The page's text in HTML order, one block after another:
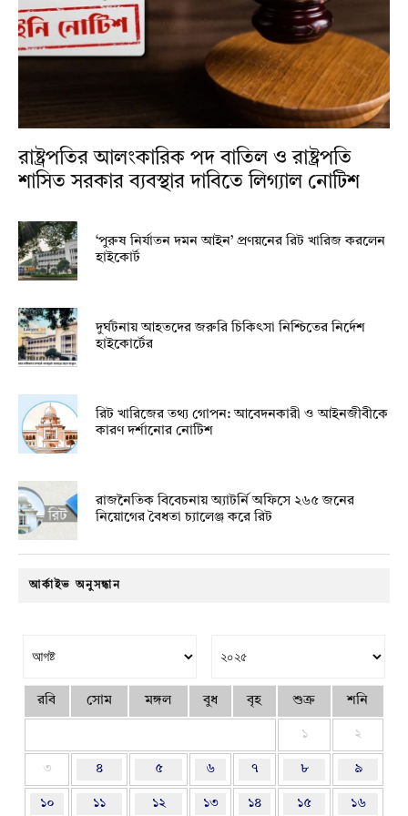
রাষ্ট্রপতির আলংকারিক পদ বাতিল ও রাষ্ট্রপতি
শাসিত সরকার ব্যবস্থার দাবিতে লিগ্যাল নোটিশ
‘পুরুষ নির্যাতন দমন আইন’ প্রণয়নের রিট খারিজ করলেন
হাইকোর্ট
দুর্ঘটনায় আহতদের জরুরি চিকিৎসা নিশ্চিতের নির্দেশ
হাইকোর্টের
রিট খারিজের তথ্য গোপন: আবেদনকারী ও আইনজীবীকে
কারণ দর্শানোর নোটিশ
রাজনৈতিক বিবেচনায় অ‍্যাটর্নি অফিসে ২৬৫ জনের
নিয়োগের বৈধতা চ্যালেঞ্জ করে রিট
আর্কাইভ অনুসন্ধান
রবি সোম মঙ্গল বুধ বৃহ শুক্র শনি
১ ২
৩ ৪ ৫ ৬ ৭ ৮ ৯
১০ ১১ ১২ ১৩ ১৪ ১৫ ১৬